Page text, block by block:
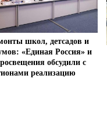
школ, детсадов и
«Единая Россия» и
обсудили с
реализацию